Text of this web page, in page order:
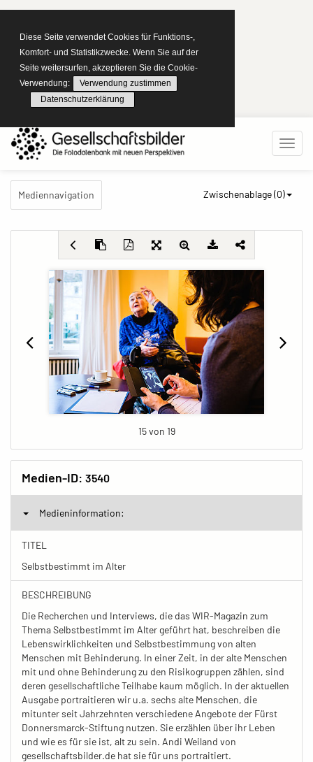
Diese Seite verwendet Cookies für Funktions-,
Komfort- und Statistikzwecke. Wenn Sie auf der
Seite weitersurfen, akzeptieren Sie die Cookie-
Verwendung:
Verwendung zustimmen
Datenschutzerklärung
Mediennavigation Zwischenablage (0)
15 von 19
Medien-ID: 3540
Medieninformation:
TITEL
Selbstbestimmt im Alter
BESCHREIBUNG
Die Recherchen und Interviews, die das WIR-Magazin zum
Thema Selbstbestimmt im Alter geführt hat, beschreiben die
Lebenswirklichkeiten und Selbstbestimmung von alten
Menschen mit Behinderung. In einer Zeit, in der alte Menschen
mit und ohne Behinderung zu den Risikogruppen zählen, sind
deren gesellschaftliche Teilhabe kaum möglich. In der aktuellen
Ausgabe portraitieren wir u.a. sechs alte Menschen, die
mitunter seit Jahrzehnten verschiedene Angebote der Fürst
Donnersmarck-Stiftung nutzen. Sie erzählen über ihr Leben
und wie es für sie ist, alt zu sein. Andi Weiland von
gesellschaftsbilder.de hat sie für uns portraitiert.